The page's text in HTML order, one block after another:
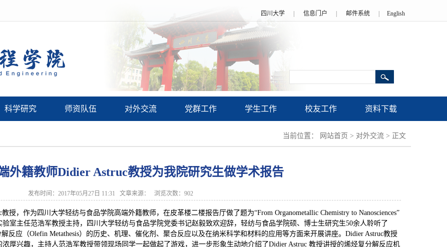
四川大学 信息门户 邮件系统 English
科学研究 师资队伍 对外交流 党群工作 学生工作 校友工作 资料下载
当前位置： 网站首页 > 对外交流 > 正文
外籍教师Didier Astruc教授为我院研究生做学术报告
发布时间：2017年05月27日 11:31 文章来源： 浏览次数： 902
授，作为四川大学轻纺与食品学院高端外籍教师，在皮革楼二楼报告厅做了题为“From Organometallic Chemistry to Nanosciences”
室主任范浩军教授主持，四川大学轻纺与食品学院党委书记赵毅致欢迎辞，轻纺与食品学院硕、博士生研究生50余人聆听了
反应（Olefin Metathesis）的历史、机理、催化剂、聚合反应以及在纳米科学和材料的应用等方面来开展讲座。Didier Astruc教授
厚兴趣，主持人范浩军教授带领现场同学一起做起了游戏，进一步形象生动地介绍了Didier Astruc 教授讲授的烯烃复分解反应机